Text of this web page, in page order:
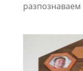
разпознаваем